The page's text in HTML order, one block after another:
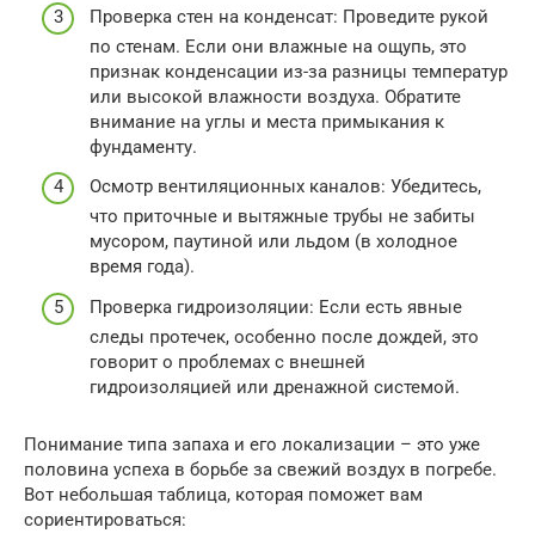
Проверка стен на конденсат: Проведите рукой
по стенам. Если они влажные на ощупь, это
признак конденсации из-за разницы температур
или высокой влажности воздуха. Обратите
внимание на углы и места примыкания к
фундаменту.
Осмотр вентиляционных каналов: Убедитесь,
что приточные и вытяжные трубы не забиты
мусором, паутиной или льдом (в холодное
время года).
Проверка гидроизоляции: Если есть явные
следы протечек, особенно после дождей, это
говорит о проблемах с внешней
гидроизоляцией или дренажной системой.
Понимание типа запаха и его локализации – это уже
половина успеха в борьбе за свежий воздух в погребе.
Вот небольшая таблица, которая поможет вам
сориентироваться: